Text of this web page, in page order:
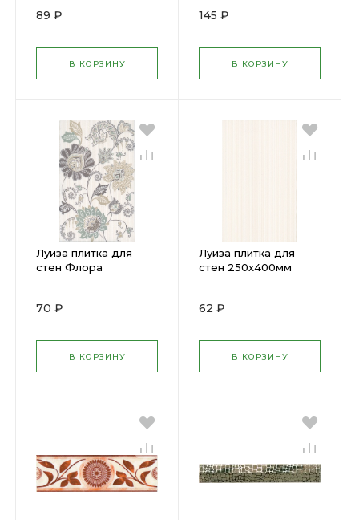
89 ₽
В КОРЗИНУ
145 ₽
В КОРЗИНУ
Луиза плитка для
стен Флора
70 ₽
В КОРЗИНУ
Луиза плитка для
стен 250х400мм
62 ₽
В КОРЗИНУ